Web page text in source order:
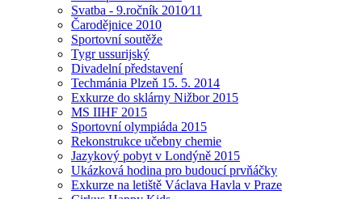
Svatba - 9.ročník 2010⁄11
Čarodějnice 2010
Sportovní soutěže
Tygr ussurijský
Divadelní představení
Techmánia Plzeň 15. 5. 2014
Exkurze do sklárny Nižbor 2015
MS IIHF 2015
Sportovní olympiáda 2015
Rekonstrukce učebny chemie
Jazykový pobyt v Londýně 2015
Ukázková hodina pro budoucí prvňáčky
Exkurze na letiště Václava Havla v Praze